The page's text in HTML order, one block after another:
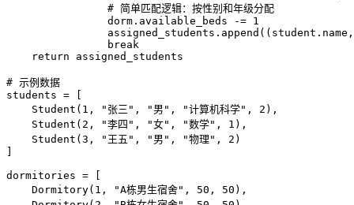
                # 简单匹配逻辑：按性别和年级分配
                dorm.available_beds -= 1
                break
    return assigned_students
# 示例数据
students = [
    Student(1, "张三", "男", "计算机科学", 2),
    Student(2, "李四", "女", "数学", 1),
    Student(3, "王五", "男", "物理", 2)
]
dormitories = [
    Dormitory(1, "A栋男生宿舍", 50, 50),